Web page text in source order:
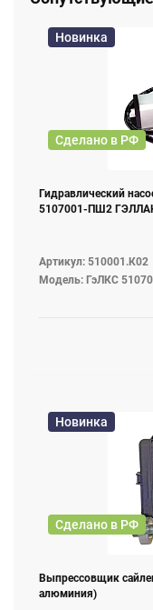
Новинка
Сделано в РФ
Гидравлический
5107001-ПШ2
Артикул: 510001.К02
Модель: ГэЛКС
Новинка
Сделано в РФ
Выпрессовщик
алюминия)